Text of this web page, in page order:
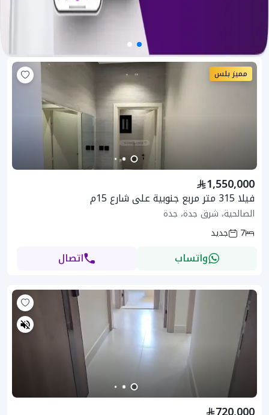
مميز بلس
1,550,000
فيلا 315 متر مربع جنوبية على شارع 15م
الصالحية، شرق جدة، جدة
7
جديد
واتساب اتصال